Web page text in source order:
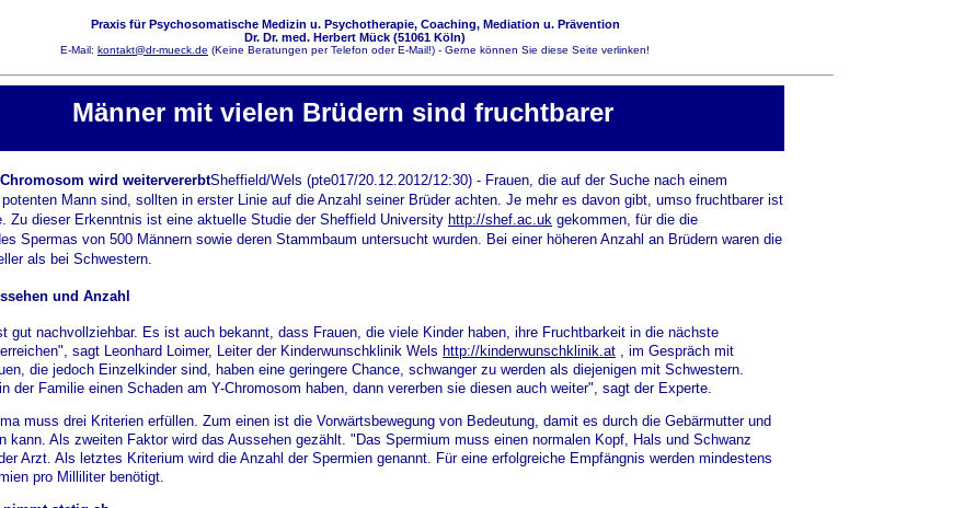
Praxis für Psychosomatische Medizin u. Psychotherapie, Coaching, Mediation u. Prävention
Dr. Dr. med. Herbert Mück (51061 Köln)
E-Mail: kontakt@dr-mueck.de (Keine Beratungen per Telefon oder E-Mail!) - Gerne können Sie diese Seite verlinken!
Männer mit vielen Brüdern sind fruchtbarer
wird weitervererbtSheffield/Wels (pte017/20.12.2012/12:30) - Frauen, die auf der Suche nach einem
Mann sind, sollten in erster Linie auf die Anzahl seiner Brüder achten. Je mehr es davon gibt, umso fruchtbarer ist
Zu dieser Erkenntnis ist eine aktuelle Studie der Sheffield University http://shef.ac.uk gekommen, für die die
Spermas von 500 Männern sowie deren Stammbaum untersucht wurden. Bei einer höheren Anzahl an Brüdern waren die
als bei Schwestern.
und Anzahl
gut nachvollziehbar. Es ist auch bekannt, dass Frauen, die viele Kinder haben, ihre Fruchtbarkeit in die nächste
sagt Leonhard Loimer, Leiter der Kinderwunschklinik Wels http://kinderwunschklinik.at , im Gespräch mit
die jedoch Einzelkinder sind, haben eine geringere Chance, schwanger zu werden als diejenigen mit Schwestern.
der Familie einen Schaden am Y-Chromosom haben, dann vererben sie diesen auch weiter", sagt der Experte.
muss drei Kriterien erfüllen. Zum einen ist die Vorwärtsbewegung von Bedeutung, damit es durch die Gebärmutter und
kann. Als zweiten Faktor wird das Aussehen gezählt. "Das Spermium muss einen normalen Kopf, Hals und Schwanz
Arzt. Als letztes Kriterium wird die Anzahl der Spermien genannt. Für eine erfolgreiche Empfängnis werden mindestens
pro Milliliter benötigt.